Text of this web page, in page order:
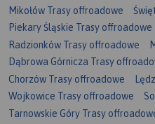
Mikołów Trasy offroadowe
Piekary Śląskie Trasy offroadowe
Radzionków Trasy offroadowe
Dąbrowa Górnicza Trasy
Chorzów Trasy offroadowe
Wojkowice Trasy offroadowe
Tarnowskie Góry Trasy